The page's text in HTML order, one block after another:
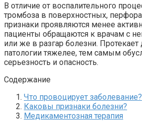
В отличие от воспалительного
тромбоза в поверхностных,
признаки проявляются менее
пациенты обращаются к врачам с
или же в разгар болезни.
патологии тяжелее, тем самым
серьезность и опасность.
Содержание
Что провоцирует заболевание?
Каковы признаки болезни?
Медикаментозная терапия